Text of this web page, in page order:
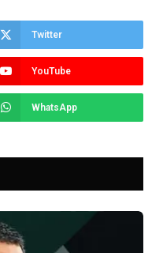
Twitter
YouTube
WhatsApp